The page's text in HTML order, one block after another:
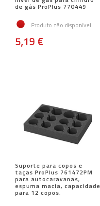
de gás ProPlus 770449
Produto não disponível
5,19 €
Suporte para copos e
taças ProPlus 761472PM
para autocaravanas,
espuma macia, capacidade
para 12 copos.